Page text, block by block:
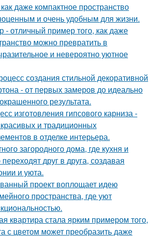
даже компактное пространство
и очень удобным для жизни.
- отличный пример того, как даже
можно превратить в
и невероятно уютное
создания стильной декоративной
- от первых замеров до идеально
результата.
изготовления гипсового карниза -
и традиционных
в отделке интерьера.
загородного дома, где кухня и
друг в друга, создавая
и уюта.
проект воплощает идею
пространства, где уют
квартира стала ярким примером того,
с цветом может преобразить даже